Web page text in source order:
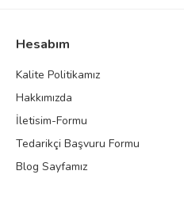
Hesabım
Kalite Politikamız
Hakkımızda
İletisim-Formu
Tedarikçi Başvuru Formu
Blog Sayfamız